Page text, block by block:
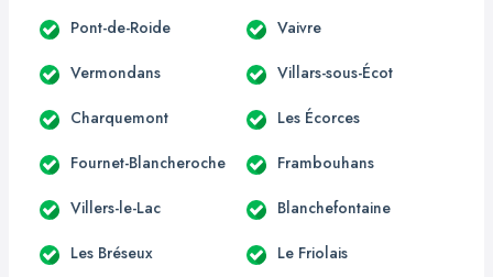
Pont-de-Roide Vaivre
Vermondans Villars-sous-Écot
Charquemont Les Écorces
Fournet-Blancheroche Frambouhans
Villers-le-Lac Blanchefontaine
Les Bréseux Le Friolais